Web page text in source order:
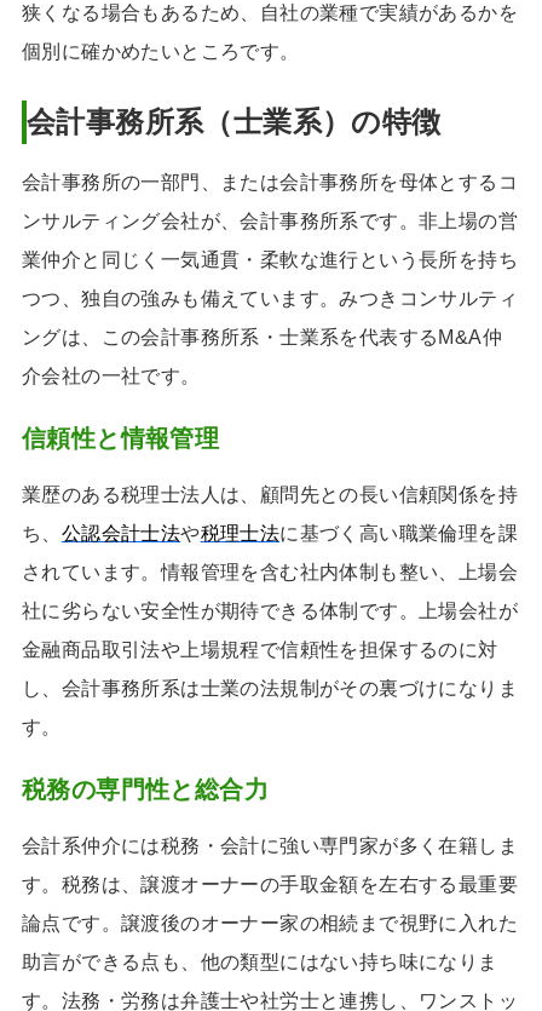
狭くなる場合もあるため、自社の業種で実績があるかを
個別に確かめたいところです。
会計事務所系（士業系）の特徴
会計事務所の一部門、または会計事務所を母体とするコ
ンサルティング会社が、会計事務所系です。非上場の営
業仲介と同じく一気通貫・柔軟な進行という長所を持ち
つつ、独自の強みも備えています。みつきコンサルティ
ングは、この会計事務所系・士業系を代表するM&A仲
介会社の一社です。
信頼性と情報管理
業歴のある税理士法人は、顧問先との長い信頼関係を持
ち、 公認会計士法や税理士法に基づく高い職業倫理を課
されています。情報管理を含む社内体制も整い、上場会
社に劣らない安全性が期待できる体制です。上場会社が
金融商品取引法や上場規程で信頼性を担保するのに対
し、会計事務所系は士業の法規制がその裏づけになりま
す。
税務の専門性と総合力
会計系仲介には税務・会計に強い専門家が多く在籍しま
す。税務は、譲渡オーナーの手取金額を左右する最重要
論点です。譲渡後のオーナー家の相続まで視野に入れた
助言ができる点も、他の類型にはない持ち味になりま
す。法務・労務は弁護士や社労士と連携し、ワンストッ